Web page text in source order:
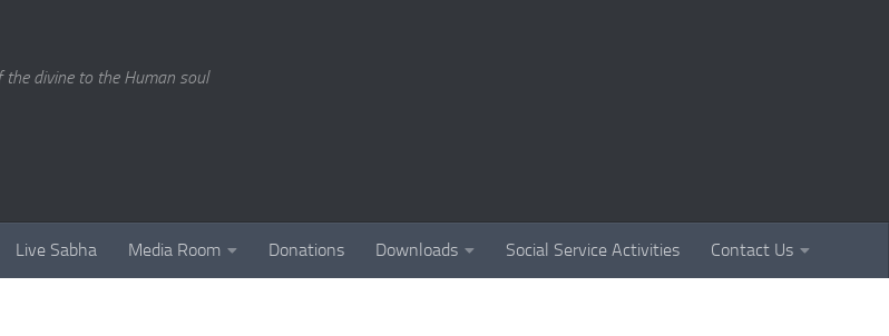
the divine to the Human soul
Live Sabha Media Room Donations Downloads Social Service Activities Contact Us